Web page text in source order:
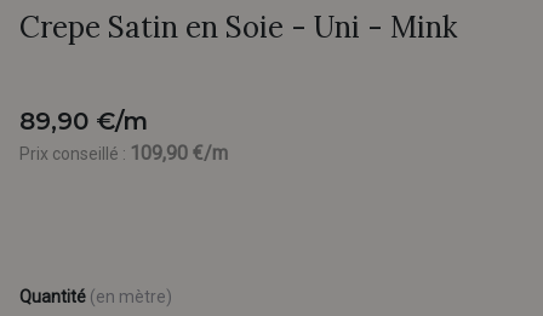
Crepe Satin en Soie - Uni - Mink
89,90 €/m
Prix conseillé : 109,90 €/m
Quantité (en mètre)